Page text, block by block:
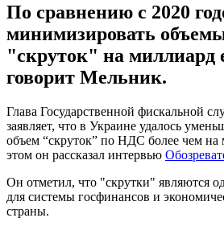
По сравнению с 2020
минимизировать
"скруток" на миллиард
говорит Мельник.
Глава Государственной фискальной
заявляет, что в Украине удалось
объем “скруток” по НДС более чем
этом он рассказал интервью
Он отметил, что "скрутки" являются
для системы госфинансов и
страны.